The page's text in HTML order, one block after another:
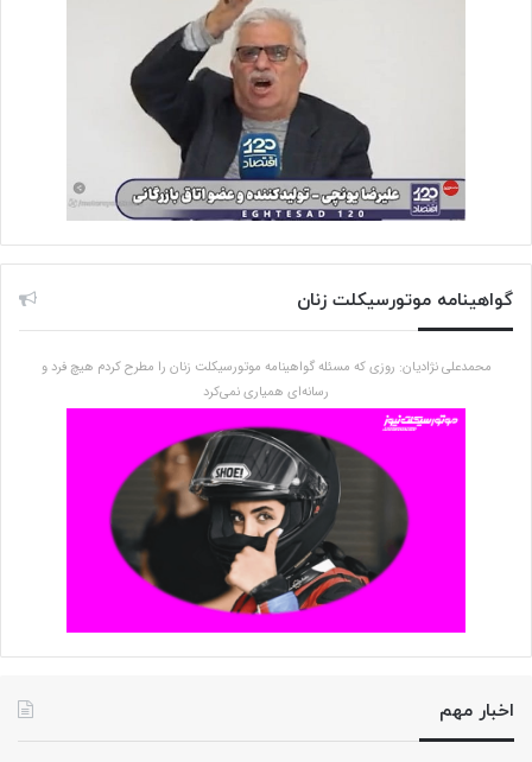
گواهینامه موتورسیکلت زنان
محمدعلی نژادیان: روزی که مسئله گواهینامه موتورسیکلت زنان را مطرح کردم هیچ فرد و
رسانه‌ای همیاری نمی‌کرد
اخبار مهم